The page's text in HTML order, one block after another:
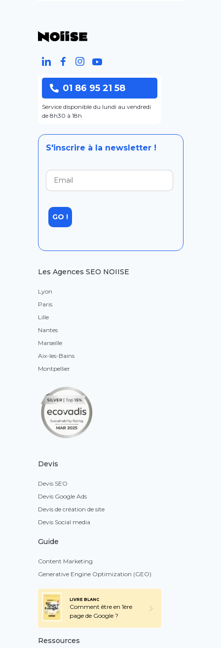
01 86 95 21 58
Service disponible du lundi au vendredi
de 8h30 à 18h
S'inscrire à la newsletter !
Les Agences SEO NOIISE
Lyon
Paris
Lille
Nantes
Marseille
Aix-les-Bains
Montpellier
Devis
Devis SEO
Devis Google Ads
Devis de création de site
Devis Social media
Guide
Content Marketing
Generative Engine Optimization (GEO)
LIVRE BLANC
Comment être en 1ère
page de Google ?
Ressources